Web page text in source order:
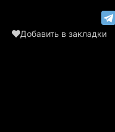
Добавить в закладки